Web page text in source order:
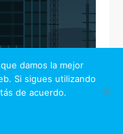
damos la mejor
Si sigues utilizando
de acuerdo.